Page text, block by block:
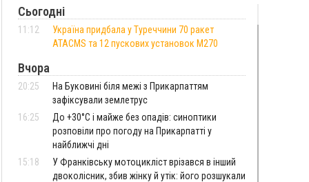
Сьогодні
11:12
Україна придбала у Туреччини 70 ракет
ATACMS та 12 пускових установок M270
Вчора
20:25
На Буковині біля межі з Прикарпаттям
зафіксували землетрус
16:25
До +30°C і майже без опадів: синоптики
розповіли про погоду на Прикарпатті у
найближчі дні
15:18
У Франківську мотоцикліст врізався в інший
двоколісник, збив жінку й утік: його розшукали